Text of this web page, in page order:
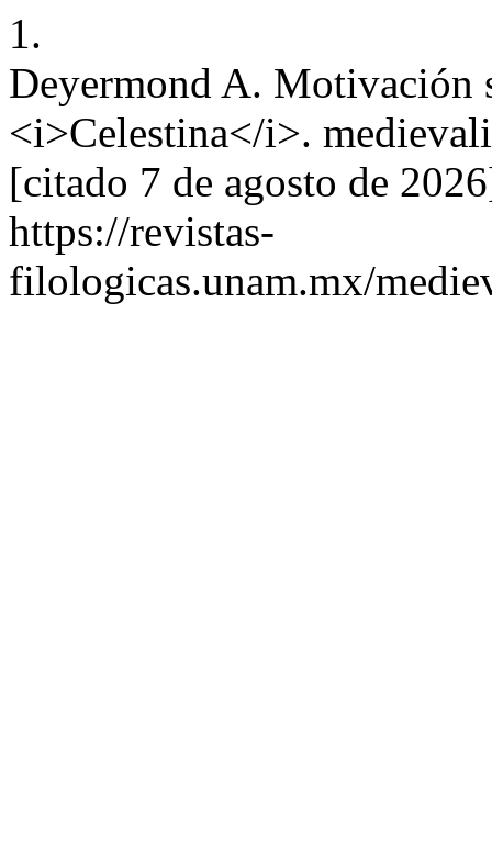
1.
Deyermond A. Motivación
<i>Celestina</i>.
[citado 7 de agosto de
https://revistas-
filologicas.unam.mx/